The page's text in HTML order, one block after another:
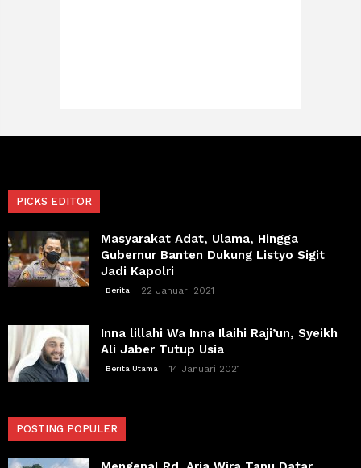
PICKS EDITOR
Masyarakat Adat, Ulama, Hingga
Gubernur Banten Dukung Listyo Sigit
Jadi Kapolri
Berita 22 Januari 2021
Inna lillahi Wa Inna Ilaihi Raji’un, Syeikh
Ali Jaber Tutup Usia
Berita Utama 14 Januari 2021
POSTING POPULER